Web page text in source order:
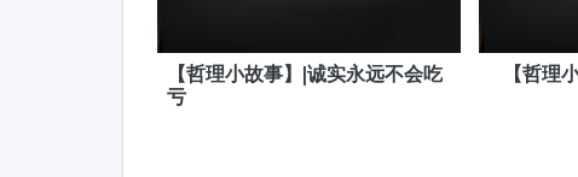
【哲理小故事】|诚实永远不会吃
亏
【哲理